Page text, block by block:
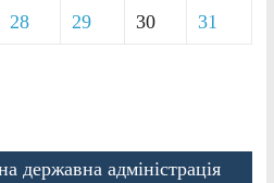
28 29 30 31
державна адміністрація